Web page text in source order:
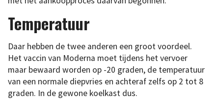
Temperatuur
Daar hebben de twee anderen een groot voordeel.
Het vaccin van Moderna moet tijdens het vervoer
maar bewaard worden op -20 graden, de temperatuur
van een normale diepvries en achteraf zelfs op 2 tot 8
graden. In de gewone koelkast dus.